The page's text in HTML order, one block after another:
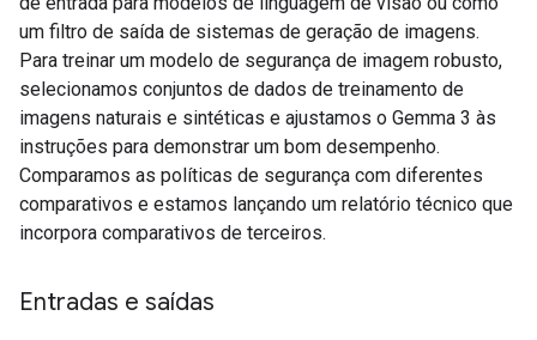
um filtro de saída de sistemas de geração de imagens.
Para treinar um modelo de segurança de imagem robusto,
selecionamos conjuntos de dados de treinamento de
imagens naturais e sintéticas e ajustamos o Gemma 3 às
instruções para demonstrar um bom desempenho.
Comparamos as políticas de segurança com diferentes
comparativos e estamos lançando um relatório técnico que
incorpora comparativos de terceiros.
Entradas e saídas